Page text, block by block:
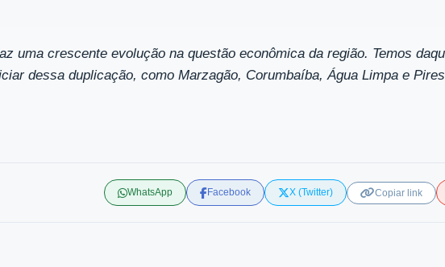
uma crescente evolução na questão econômica da região. Temos
dessa duplicação, como Marzagão, Corumbaíba, Água Limpa e
WhatsApp Facebook X (Twitter) Copiar link